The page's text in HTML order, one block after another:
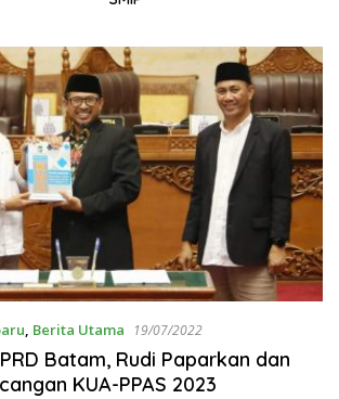
, Berita Utama 19/07/2022
Batam, Rudi Paparkan dan
KUA-PPAS 2023